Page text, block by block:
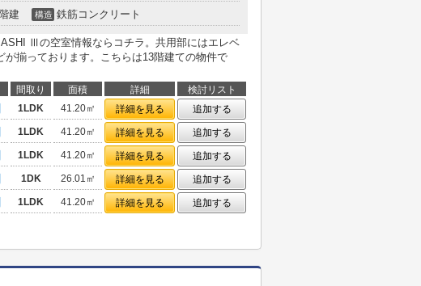
建 構造 鉄筋コンクリート
Ⅲの空室情報ならコチラ。共用部にはエレベ
が揃っております。こちらは13階建ての物件で
間取り 面積 詳細
検討リスト
1LDK 41.20㎡ 詳細を見る
追加する
1LDK 41.20㎡ 詳細を見る
追加する
1LDK 41.20㎡ 詳細を見る
追加する
1DK 26.01㎡ 詳細を見る
追加する
1LDK 41.20㎡ 詳細を見る 追加する